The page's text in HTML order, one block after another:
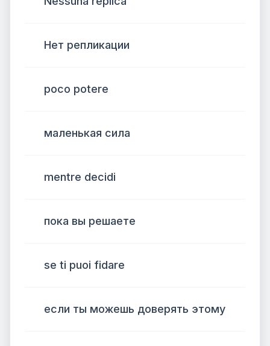
Нет репликации
poco potere
маленькая сила
mentre decidi
пока вы решаете
se ti puoi fidare
если ты можешь доверять этому